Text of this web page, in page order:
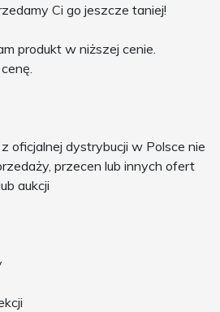
Ci go jeszcze taniej!
produkt w niższej cenie.
oficjalnej dystrybucji w Polsce nie
przecen lub innych ofert
aukcji